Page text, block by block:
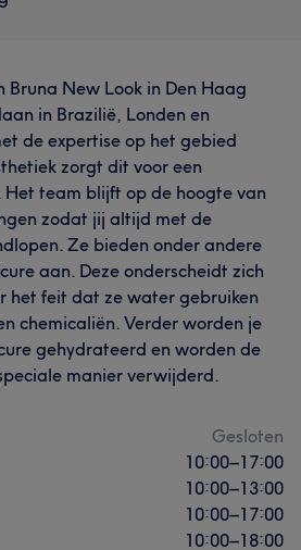
Bruna New Look in Den Haag
in Brazilië, Londen en
de expertise op het gebied
zorgt dit voor een
team blijft op de hoogte van
zodat jij altijd met de
Ze bieden onder andere
aan. Deze onderscheidt zich
het feit dat ze water gebruiken
chemicaliën. Verder worden je
gehydrateerd en worden de
manier verwijderd.
Gesloten
10:00–17:00
10:00–13:00
10:00–17:00
10:00–18:00